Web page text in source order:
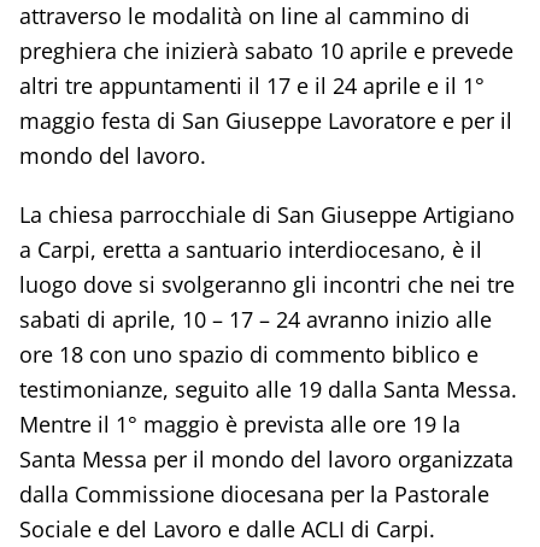
attraverso le modalità on line al cammino di
preghiera che inizierà sabato 10 aprile e prevede
altri tre appuntamenti il 17 e il 24 aprile e il 1°
maggio festa di San Giuseppe Lavoratore e per il
mondo del lavoro.
La chiesa parrocchiale di San Giuseppe Artigiano
a Carpi, eretta a santuario interdiocesano, è il
luogo dove si svolgeranno gli incontri che nei tre
sabati di aprile, 10 – 17 – 24 avranno inizio alle
ore 18 con uno spazio di commento biblico e
testimonianze, seguito alle 19 dalla Santa Messa.
Mentre il 1° maggio è prevista alle ore 19 la
Santa Messa per il mondo del lavoro organizzata
dalla Commissione diocesana per la Pastorale
Sociale e del Lavoro e dalle ACLI di Carpi.